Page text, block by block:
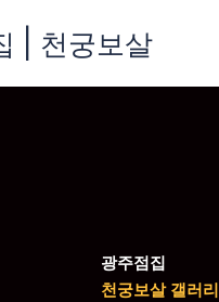
| 천궁보살
광주점집
천궁보살 갤러리